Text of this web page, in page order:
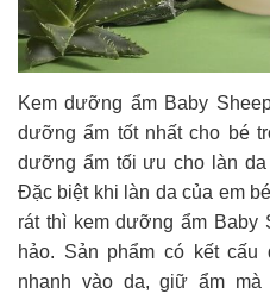
Kem dưỡng ẩm Baby
dưỡng ẩm tốt nhất cho bé
dưỡng ẩm tối ưu cho làn
Đặc biệt khi làn da của em
rát thì kem dưỡng ẩm Baby
hảo. Sản phẩm có kết cấu
nhanh vào da, giữ ẩm